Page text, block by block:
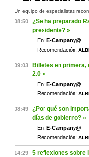
Un equipo de especialistas
08:50
¿Se ha preparado
presidente? »
En: E-Campany@
Recomendación:
09:03
Billetes en primera,
2.0 »
En: E-Campany@
Recomendación:
08:49
¿Por qué son
días de gobierno? »
En: E-Campany@
Recomendación:
14:29 5 reflexiones sobre